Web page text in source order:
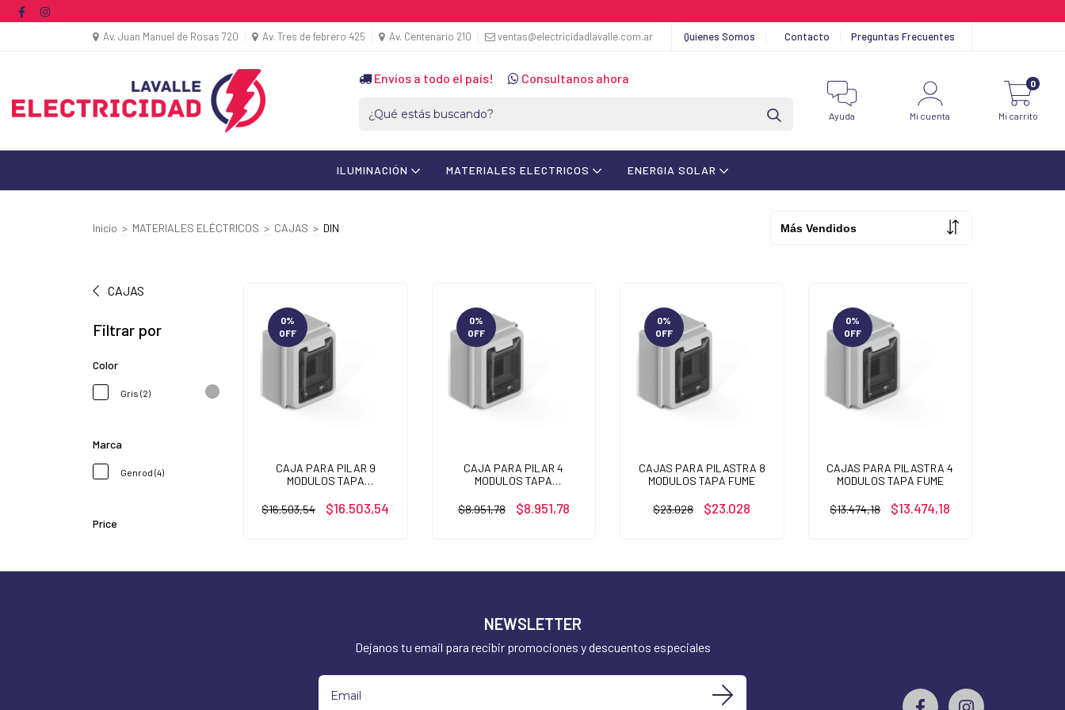
Av. Juan Manuel de Rosas 720 Av. Tres de febrero 425 Av. Centenario 210 ventas@electricidadlavalle.com.ar Quienes Somos Contacto Preguntas Frecuentes
Envíos a todo el país! Consultanos ahora
Ayuda Mi cuenta Mi carrito
0
ILUMINACIÓN MATERIALES ELECTRICOS ENERGIA SOLAR
Inicio > MATERIALES ELÉCTRICOS > CAJAS > DIN
CAJAS
Filtrar por
Color
Gris (2)
Marca
Genrod (4)
Price
0%
OFF
CAJA PARA PILAR 9
MODULOS TAPA
$16.503,54
$16.503,54
0%
OFF
CAJA PARA PILAR 4
MODULOS TAPA
$8.951,78
$8.951,78
0%
OFF
CAJAS PARA PILASTRA 8
MODULOS TAPA FUME
$23.028 $23.028
0%
OFF
CAJAS PARA PILASTRA 4
MODULOS TAPA FUME
$13.474,18 $13.474,18
NEWSLETTER
Dejanos tu email para recibir promociones y descuentos especiales